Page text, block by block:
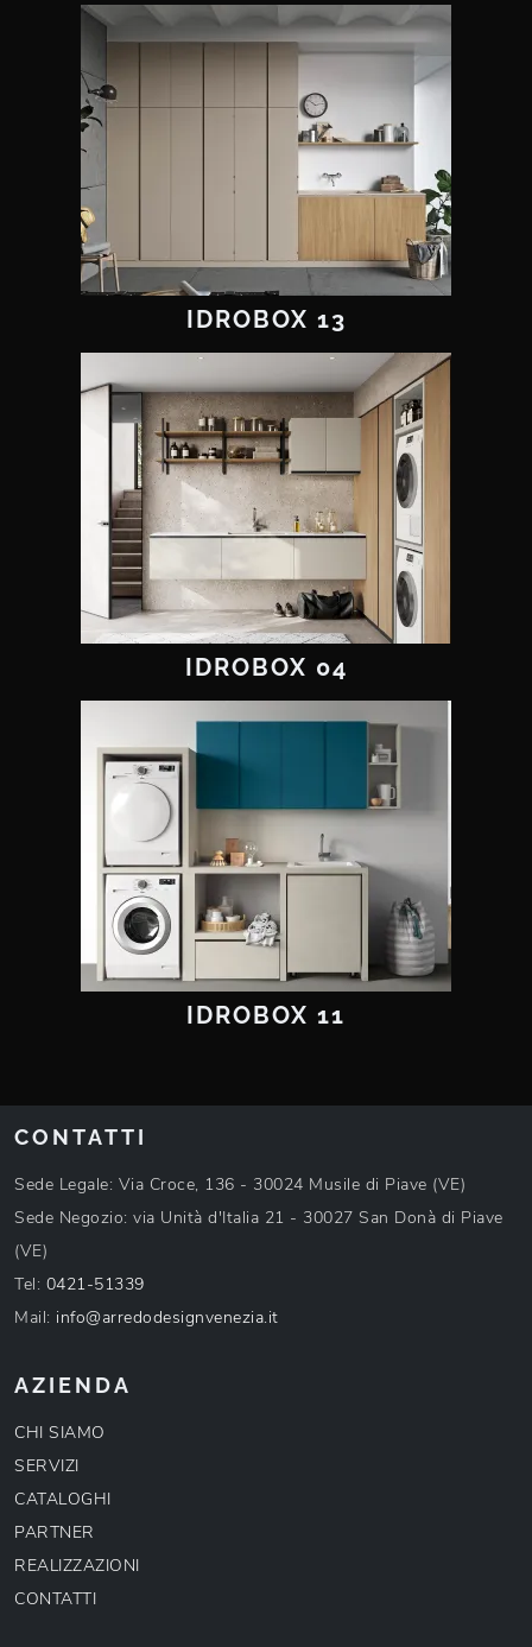
IDROBOX 13
IDROBOX 04
IDROBOX 11
CONTATTI
Sede Legale: Via Croce, 136 - 30024 Musile di Piave (VE)
Sede Negozio: via Unità d'Italia 21 - 30027 San Donà di Piave
(VE)
Tel: 0421-51339
Mail: info@arredodesignvenezia.it
AZIENDA
CHI SIAMO
SERVIZI
CATALOGHI
PARTNER
REALIZZAZIONI
CONTATTI